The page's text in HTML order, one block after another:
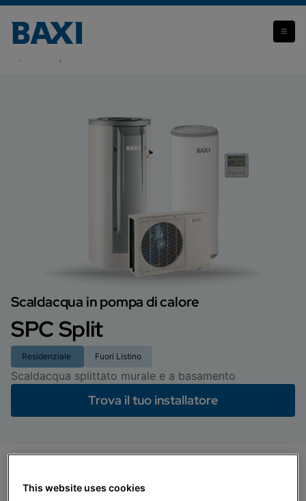
disponibile.
Scaldacqua in pompa di calore
SPC Split
Residenziale Fuori Listino
Scaldacqua splittato murale e a basamento
Trova il tuo installatore
This website uses cookies